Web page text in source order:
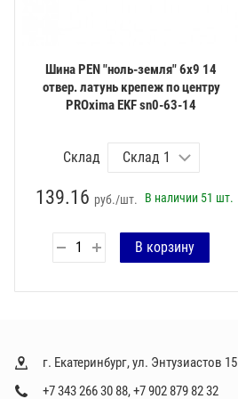
Шина PEN "ноль-земля" 6х9 14
отвер. латунь крепеж по центру
PROxima EKF sn0-63-14
Склад
139.16 руб./шт. В наличии 51 шт.
г. Екатеринбург, ул. Энтузиастов 15
+7 343 266 30 88,+7 902 879 82 32